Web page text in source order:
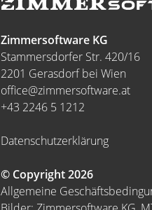
Zimmersoftware KG
Stammersdorfer Str. 420/16
2201 Gerasdorf bei Wien
office@zimmersoftware.at
+43 2246 5 1212
Datenschutzerklärung
© Copyright 2026
Allgemeine